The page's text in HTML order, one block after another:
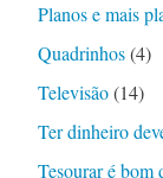
Planos e mais
Quadrinhos(4)
Televisão(14)
Ter dinheiro
Tesourar é bom